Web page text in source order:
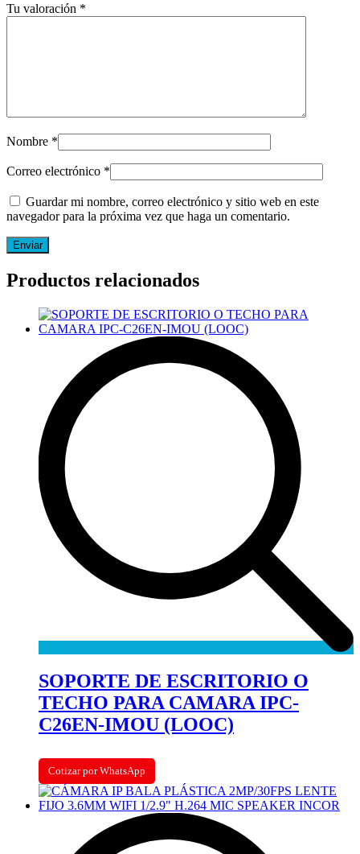
Tu valoración *
Nombre *
Correo electrónico *
Guardar mi nombre, correo electrónico y sitio web en este
navegador para la próxima vez que haga un comentario.
Productos relacionados
SOPORTE DE ESCRITORIO O
TECHO PARA CAMARA IPC-
C26EN-IMOU (LOOC)
Cotizar por WhatsApp